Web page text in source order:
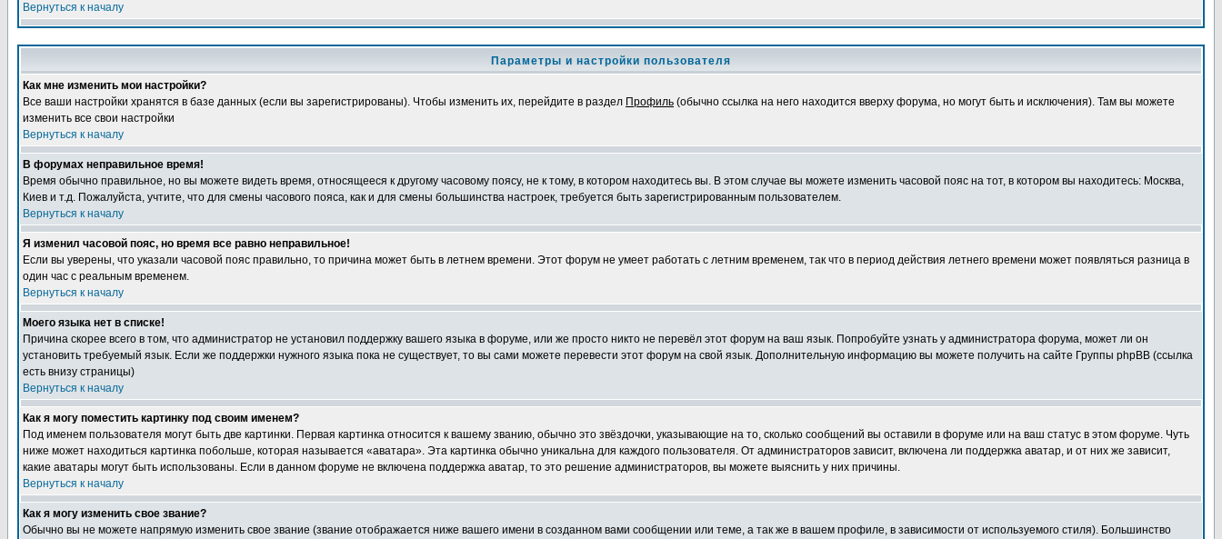
Вернуться к началу
Параметры и настройки пользователя
Как мне изменить мои настройки?
Все ваши настройки хранятся в базе данных (если вы зарегистрированы). Чтобы изменить их, перейдите в раздел Профиль (обычно ссылка на него находится вверху форума, но могут быть и исключения). Там вы можете
изменить все свои настройки
Вернуться к началу
В форумах неправильное время!
Время обычно правильное, но вы можете видеть время, относящееся к другому часовому поясу, не к тому, в котором находитесь вы. В этом случае вы можете изменить часовой пояс на тот, в котором вы находитесь: Москва,
Киев и т.д. Пожалуйста, учтите, что для смены часового пояса, как и для смены большинства настроек, требуется быть зарегистрированным пользователем.
Вернуться к началу
Я изменил часовой пояс, но время все равно неправильное!
Если вы уверены, что указали часовой пояс правильно, то причина может быть в летнем времени. Этот форум не умеет работать с летним временем, так что в период действия летнего времени может появляться разница в
один час с реальным временем.
Вернуться к началу
Моего языка нет в списке!
Причина скорее всего в том, что администратор не установил поддержку вашего языка в форуме, или же просто никто не перевёл этот форум на ваш язык. Попробуйте узнать у администратора форума, может ли он
установить требуемый язык. Если же поддержки нужного языка пока не существует, то вы сами можете перевести этот форум на свой язык. Дополнительную информацию вы можете получить на сайте Группы phpBB (ссылка
есть внизу страницы)
Вернуться к началу
Как я могу поместить картинку под своим именем?
Под именем пользователя могут быть две картинки. Первая картинка относится к вашему званию, обычно это звёздочки, указывающие на то, сколько сообщений вы оставили в форуме или на ваш статус в этом форуме. Чуть
ниже может находиться картинка побольше, которая называется «аватара». Эта картинка обычно уникальна для каждого пользователя. От администраторов зависит, включена ли поддержка аватар, и от них же зависит,
какие аватары могут быть использованы. Если в данном форуме не включена поддержка аватар, то это решение администраторов, вы можете выяснить у них причины.
Вернуться к началу
Как я могу изменить свое звание?
Обычно вы не можете напрямую изменить свое звание (звание отображается ниже вашего имени в созданном вами сообщении или теме, а так же в вашем профиле, в зависимости от используемого стиля). Большинство